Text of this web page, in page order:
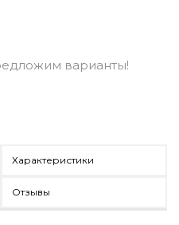
варианты!
Характеристики
Отзывы